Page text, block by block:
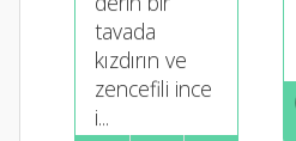
tavada
kızdırın ve
zencefili ince
i...